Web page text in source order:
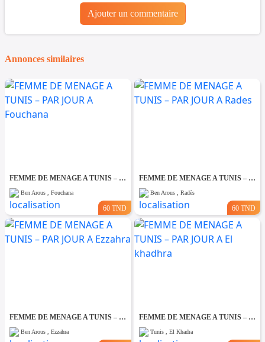
Ajouter un commentaire
Annonces similaires
FEMME DE MENAGE A TUNIS – PAR JOUR A Fouchana
Ben Arous , Fouchana
60 TND
FEMME DE MENAGE A TUNIS – PAR JOUR A Rades
Ben Arous , Radès
60 TND
FEMME DE MENAGE A TUNIS – PAR JOUR A Ezzahra
Ben Arous , Ezzahra
FEMME DE MENAGE A TUNIS – PAR JOUR A El khadhra
Tunis , El Khadra